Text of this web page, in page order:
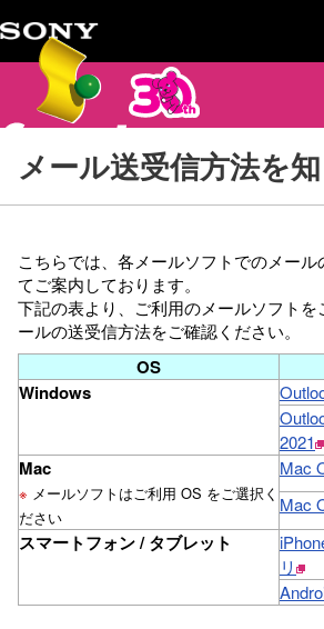
メール送受信方法を
こちらでは、各メールソフトでのメー
てご案内しております。
下記の表より、ご利用のメールソフトを
ールの送受信方法をご確認ください。
OS
Windows
2021
Mac
※ メールソフトはご利用 OS をご選択く
ださい
Mac
Mac
スマートフォン / タブレット
リ